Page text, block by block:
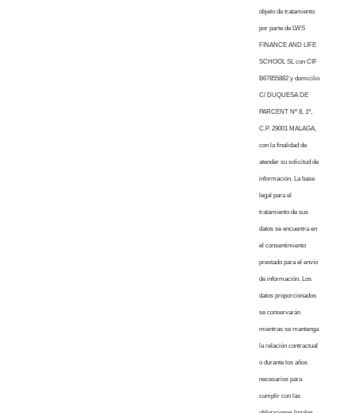
objeto de tratamiento
por parte de LWS
FINANCE AND LIFE
SCHOOL SL con CIF
B67855882 y domicilio
C/ DUQUESA DE
PARCENT Nº 8, 1º,
C.P. 29001 MALAGA,
con la finalidad de
atender su solicitud de
información. La base
legal para el
tratamiento de sus
datos se encuentra en
el consentimiento
prestado para el envío
de información. Los
datos proporcionados
se conservarán
mientras se mantenga
la relación contractual
o durante los años
necesarios para
cumplir con las